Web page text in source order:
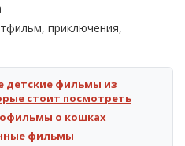
приключения,
детские фильмы из
стоит посмотреть
о кошках
фильмы